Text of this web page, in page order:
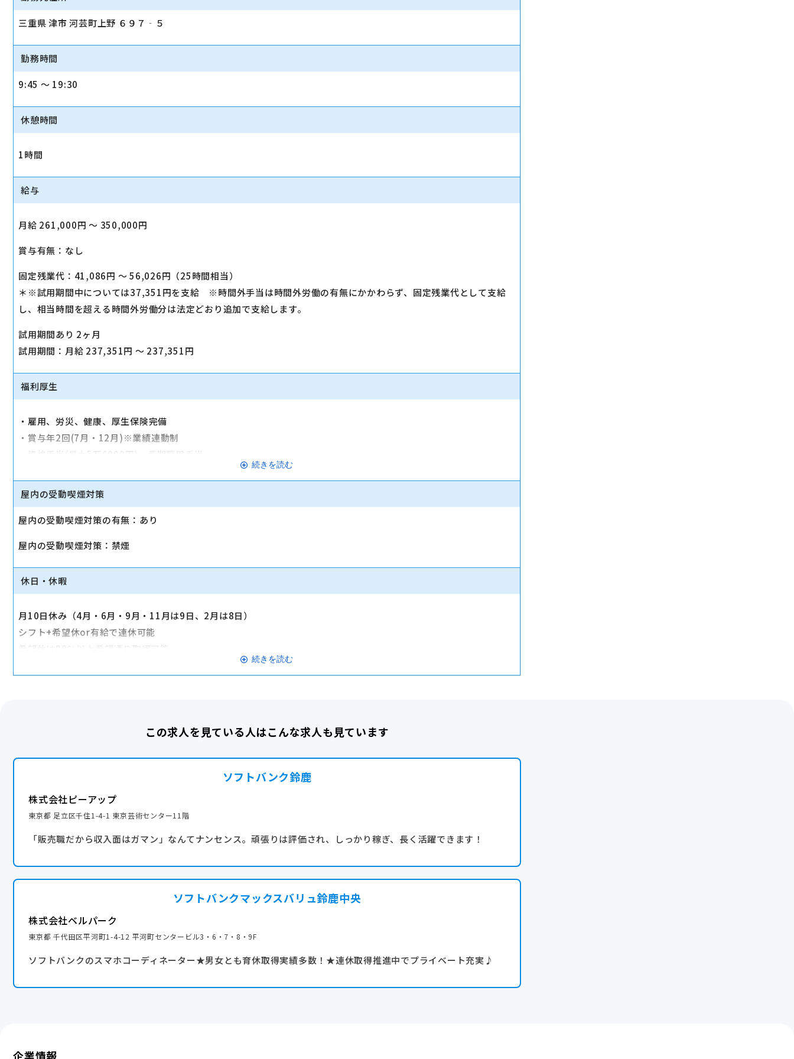
三重県 津市 河芸町上野 ６９７‐５
勤務時間
9:45 〜 19:30
休憩時間
1時間
給与
月給 261,000円 〜 350,000円
賞与有無：なし
固定残業代：41,086円 〜 56,026円（25時間相当）
＊※試用期間中については37,351円を支給 ※時間外手当は時間外労働の有無にかかわらず、固定残業代として支給
し、相当時間を超える時間外労働分は法定どおり追加で支給します。
試用期間あり 2ヶ月
試用期間：月給 237,351円 〜 237,351円
福利厚生
・雇用、労災、健康、厚生保険完備
・賞与年2回(7月・12月)※業績連動制
・資格手当(最大5万6000円)、長期雇用手当、
・社会保険完備、スタッフ割引有、有休
・育児休暇・介護休暇・補助金制度
転勤なし
続きを読む
屋内の受動喫煙対策
屋内の受動喫煙対策の有無：あり
屋内の受動喫煙対策：禁煙
休日・休暇
月10日休み（4月・6月・9月・11月は9日、2月は8日）
シフト+希望休or有給で連休可能
希望休は90％以上希望通り取得可能
続きを読む
この求人を見ている人はこんな求人も見ています
ソフトバンク鈴鹿
株式会社ピーアップ
東京都 足立区千住1-4-1 東京芸術センター11階
「販売職だから収入面はガマン」なんてナンセンス。頑張りは評価され、しっかり稼ぎ、長く活躍できます！
ソフトバンクマックスバリュ鈴鹿中央
株式会社ベルパーク
東京都 千代田区平河町1-4-12 平河町センタービル3・6・7・8・9F
ソフトバンクのスマホコーディネーター★男女とも育休取得実績多数！★連休取得推進中でプライベート充実♪
企業情報